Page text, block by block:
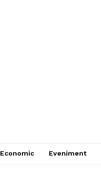
Economic Eveniment